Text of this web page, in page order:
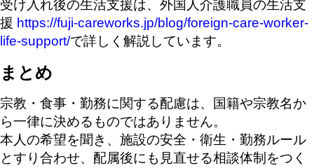
受け入れ後の生活支援は、外国人介護職員の生活支
援 https://fuji-careworks.jp/blog/foreign-care-worker-
life-support/で詳しく解説しています。
まとめ
宗教・食事・勤務に関する配慮は、国籍や宗教名か
ら一律に決めるものではありません。
本人の希望を聞き、施設の安全・衛生・勤務ルール
とすり合わせ、配属後にも見直せる相談体制をつく